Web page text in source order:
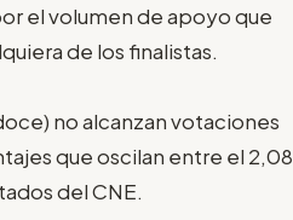
el volumen de apoyo que
de los finalistas.
no alcanzan votaciones
que oscilan entre el 2,08
del CNE.